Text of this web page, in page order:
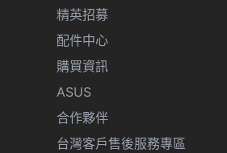
精英招募
配件中心
購買資訊
ASUS
合作夥伴
台灣客戶售後服務專區